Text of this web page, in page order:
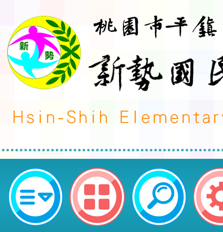
教育部國民及學前教育署委請國立
理「『食農教育、代間教育、社會
融入領域教材教法設計徵選實施計
區新勢國民小學